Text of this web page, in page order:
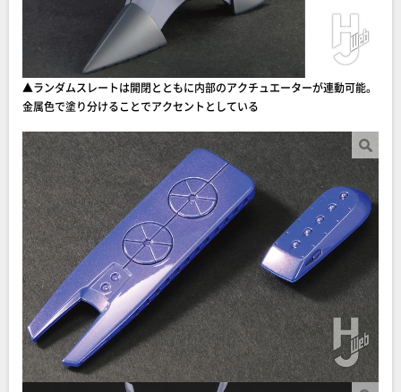
▲ランダムスレートは開閉とともに内部のアクチュエーターが連動可能。
金属色で塗り分けることでアクセントとしている